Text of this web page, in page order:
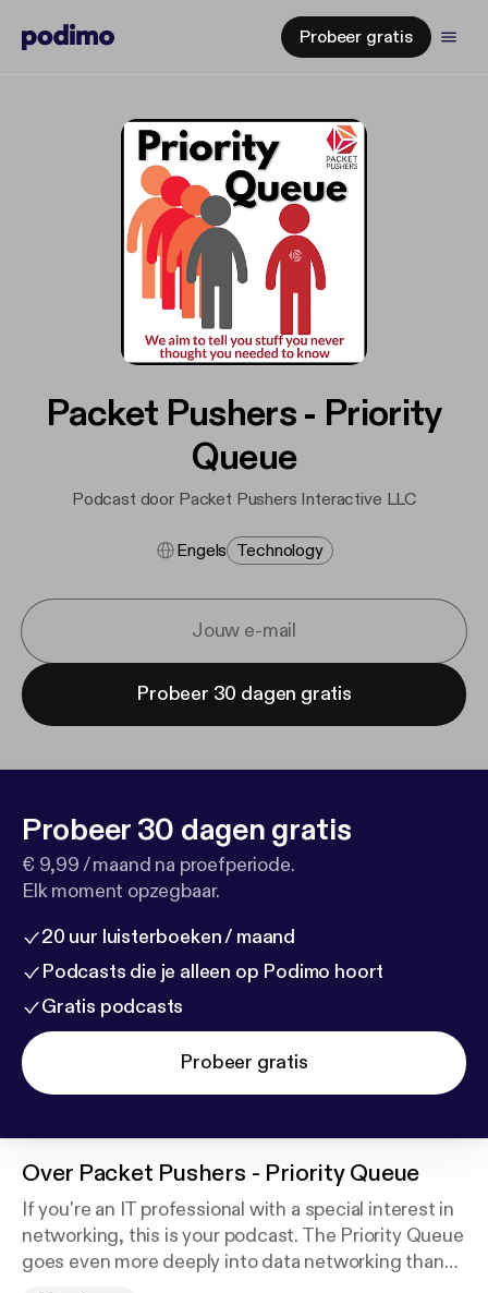
Probeer gratis
Packet Pushers - Priority
Queue
Podcast door Packet Pushers Interactive LLC
Engels Technology
Probeer 30 dagen gratis
Probeer 30 dagen gratis
€ 9,99 / maand na proefperiode.
Elk moment opzegbaar.
20 uur luisterboeken / maand
Podcasts die je alleen op Podimo hoort
Gratis podcasts
Probeer gratis
Over Packet Pushers - Priority Queue
If you're an IT professional with a special interest in
networking, this is your podcast. The Priority Queue
goes even more deeply into data networking than